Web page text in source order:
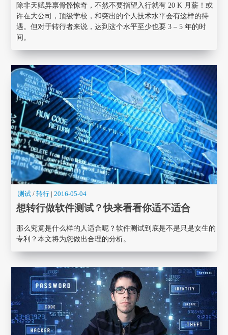
除非天赋异禀骨骼惊奇，不然不要指望入行就有 20 K 月薪！或
许在大公司，顶级学校，和突出的个人技术水平会有这样的待
遇。但对于转行者来说，达到这个水平至少也要 3 – 5 年的时
间。
测试 / 转行 |2016-05-04
想转行做软件测试？快来看看你适不适合
那么究竟是什么样的人适合呢？软件测试到底是不是只是女生的
专利？本文将为您做出合理的分析。